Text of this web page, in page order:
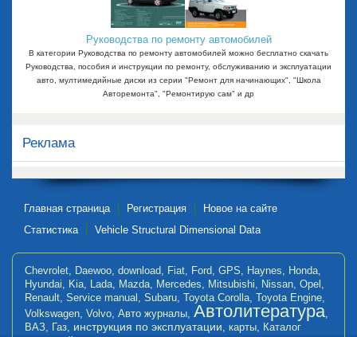
Руководства по ремонту автомобилей
В категории Руководства по ремонту автомобилей можно бесплатно скачать
Руководства, пособия и инструкции по ремонту, обслуживанию и эксплуатации
авто, мултимедийные диски из серии "Ремонт для начинающих", "Школа
Авторемонта", "Ремонтирую сам" и др
Реклама
Главная страница Регистрация
Новое на сайте
Статистика
Vehicle Structural Dimensional Data
Chevrolet, Daewoo, download, Fiat, Ford, GPS, Haynes, Honda,
Hyundai, Kia, Lada, Mazda, Mercedes, Mitsubishi, Nissan, Opel ,
Renault, Service manual , Subaru, Toyota Corolla, Toyota Engine,
Volkswagen, Volvo, Авто журналы, Автолитература,
ВАЗ, Газ, инструкция по эксплуатации, карты, Каталог